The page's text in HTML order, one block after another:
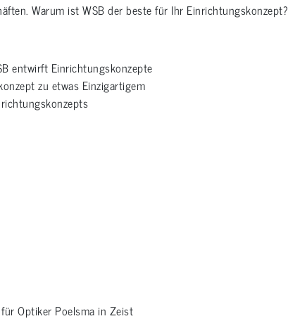
Warum ist WSB der beste für Ihr Einrichtungskonzept?
entwirft Einrichtungskonzepte
zu etwas Einzigartigem
Optiker Poelsma in Zeist